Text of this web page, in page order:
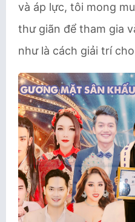
và áp lực, tôi mong
thư giãn để tham gia
như là cách giải trí